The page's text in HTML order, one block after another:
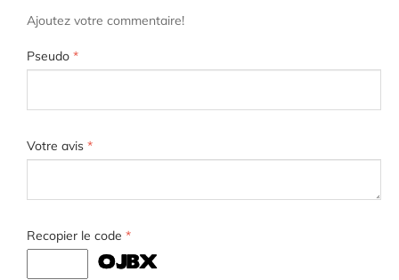
Ajoutez votre commentaire!
Pseudo *
Votre avis *
Recopier le code *